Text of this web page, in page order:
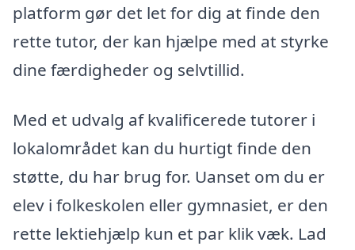
platform gør det let for dig at finde den
rette tutor, der kan hjælpe med at styrke
dine færdigheder og selvtillid.
Med et udvalg af kvalificerede tutorer i
lokalområdet kan du hurtigt finde den
støtte, du har brug for. Uanset om du er
elev i folkeskolen eller gymnasiet, er den
rette lektiehjælp kun et par klik væk. Lad